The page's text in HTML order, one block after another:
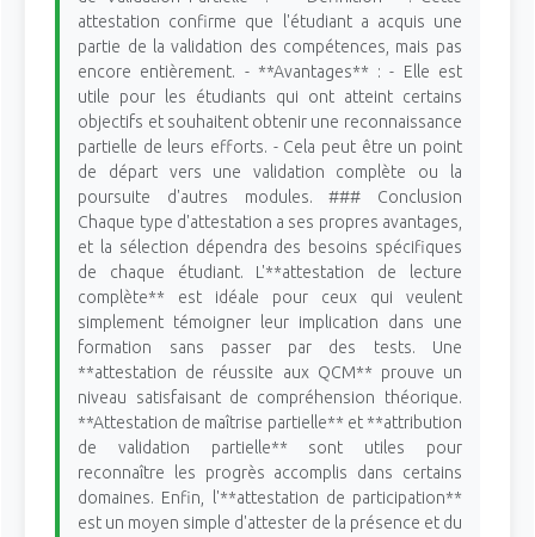
attestation confirme que l'étudiant a acquis une
partie de la validation des compétences, mais pas
encore entièrement. - **Avantages** : - Elle est
utile pour les étudiants qui ont atteint certains
objectifs et souhaitent obtenir une reconnaissance
partielle de leurs efforts. - Cela peut être un point
de départ vers une validation complète ou la
poursuite d'autres modules. ### Conclusion
Chaque type d'attestation a ses propres avantages,
et la sélection dépendra des besoins spécifiques
de chaque étudiant. L'**attestation de lecture
complète** est idéale pour ceux qui veulent
simplement témoigner leur implication dans une
formation sans passer par des tests. Une
**attestation de réussite aux QCM** prouve un
niveau satisfaisant de compréhension théorique.
**Attestation de maîtrise partielle** et **attribution
de validation partielle** sont utiles pour
reconnaître les progrès accomplis dans certains
domaines. Enfin, l'**attestation de participation**
est un moyen simple d'attester de la présence et du